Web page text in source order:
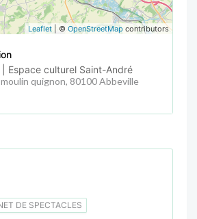
Leaflet | © OpenStreetMap contributors
Espace culturel Saint-André
quignon, 80100 Abbeville
DE SPECTACLES